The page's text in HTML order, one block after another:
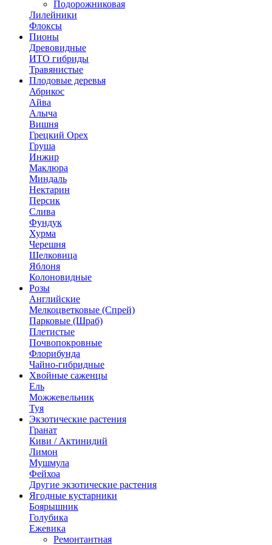
Подорожниковая
Лилейники
Флоксы
Пионы
Древовидные
ИТО гибриды
Травянистые
Плодовые деревья
Абрикос
Айва
Алыча
Вишня
Грецкий Орех
Груша
Инжир
Маклюра
Миндаль
Нектарин
Персик
Слива
Фундук
Хурма
Черешня
Шелковица
Яблоня
Колоновидные
Розы
Английские
Мелкоцветковые (Спрей)
Парковые (Шраб)
Плетистые
Почвопокровные
Флорибунда
Чайно-гибридные
Хвойные саженцы
Ель
Можжевельник
Туя
Экзотические растения
Гранат
Киви / Актинидий
Лимон
Мушмула
Фейхоа
Другие экзотические растения
Ягодные кустарники
Боярышник
Голубика
Ежевика
Ремонтантная